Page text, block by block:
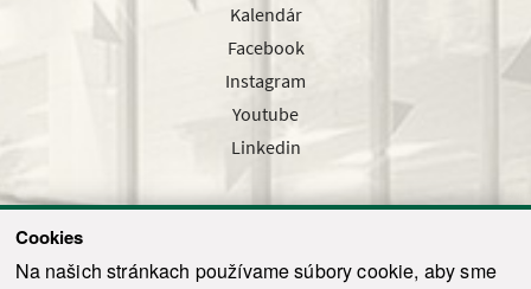
Cookies
Na našich stránkach používame súbory cookie, aby sme
Kalendár
Facebook
Instagram
Youtube
Linkedin